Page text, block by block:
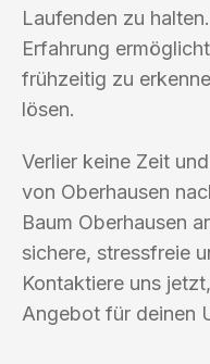
Laufenden zu
Erfahrung
frühzeitig zu
lösen.
Verlier keine Zeit
von Oberhausen
Baum Oberhausen
sichere, stressfreie
Kontaktiere uns
Angebot für deinen